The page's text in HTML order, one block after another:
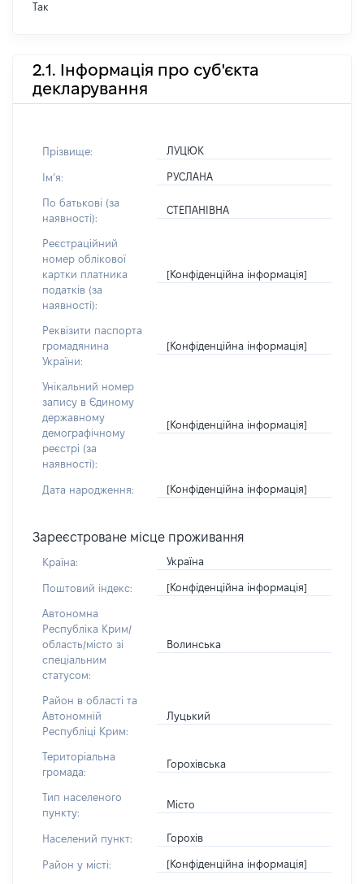
Так
2.1. Інформація про суб'єкта
декларування
Прізвище: ЛУЦЮК
Імʼя: РУСЛАНА
По батькові (за
наявності):
СТЕПАНІВНА
Реєстраційний
номер облікової
картки платника
податків (за
наявності):
[Конфіденційна інформація]
Реквізити паспорта
громадянина
України:
[Конфіденційна інформація]
Унікальний номер
запису в Єдиному
державному
демографічному
реєстрі (за
наявності):
[Конфіденційна інформація]
Дата народження: [Конфіденційна інформація]
Зареєстроване місце проживання
Країна: Україна
Поштовий індекс: [Конфіденційна інформація]
Автономна
Республіка Крим/
область/місто зі
спеціальним
статусом:
Волинська
Район в області та
Автономній
Республіці Крим:
Луцький
Територіальна
громада:
Горохівська
Тип населеного
пункту:
Місто
Населений пункт: Горохів
Район у місті: [Конфіденційна інформація]